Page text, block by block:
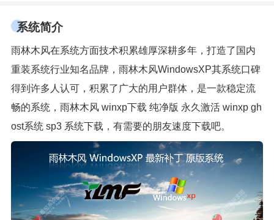
系统简介
雨林木风在系统方面技术积累雄厚深耕多年，打造了国内
重装系统行业知名品牌，雨林木风WindowsXP其系统口碑
得到许多人认可，积累了广大的用户群体，是一款稳定流
畅的系统，雨林木风 winxp下载 纯净版 永久激活 winxp gh
ost系统 sp3 系统下载，有需要的朋友速度下载吧。